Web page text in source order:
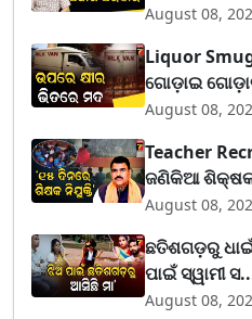
August 08,
Liquor
ଗୋଡ଼ାଇ
August 08,
Teacher
ଜଣିକିଆ
August 08,
ଛତିଶଗଡ଼ରୁ
ପାଇଁ ସ୍ୱାମୀ
August 08,